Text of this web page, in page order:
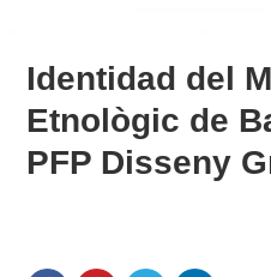
Identidad del
Etnològic de
PFP Disseny